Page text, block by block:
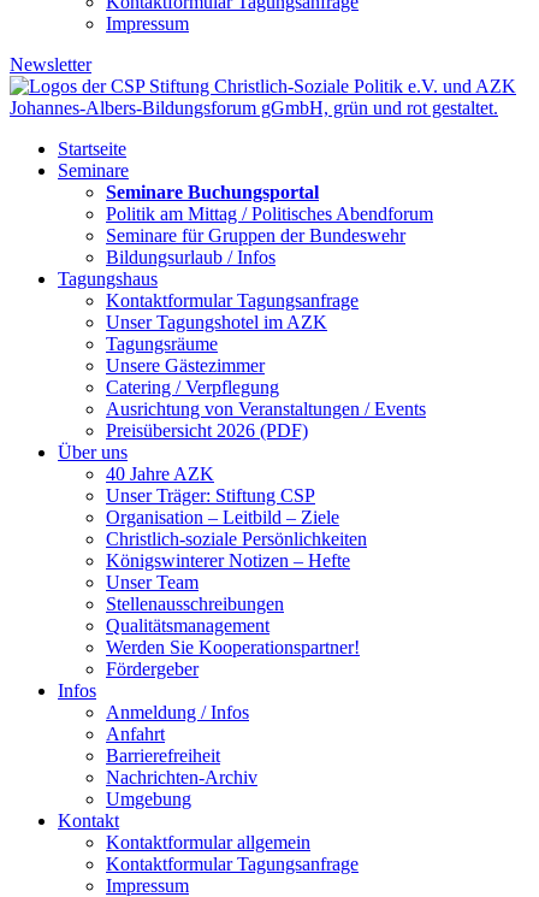
Impressum
Newsletter
Startseite
Seminare
Seminare Buchungsportal
Politik am Mittag / Politisches Abendforum
Seminare für Gruppen der Bundeswehr
Bildungsurlaub / Infos
Tagungshaus
Kontaktformular Tagungsanfrage
Unser Tagungshotel im AZK
Tagungsräume
Unsere Gästezimmer
Catering / Verpflegung
Ausrichtung von Veranstaltungen / Events
Preisübersicht 2026 (PDF)
Über uns
40 Jahre AZK
Unser Träger: Stiftung CSP
Organisation – Leitbild – Ziele
Christlich-soziale Persönlichkeiten
Königswinterer Notizen – Hefte
Unser Team
Stellenausschreibungen
Qualitätsmanagement
Werden Sie Kooperationspartner!
Fördergeber
Infos
Anmeldung / Infos
Anfahrt
Barrierefreiheit
Nachrichten-Archiv
Umgebung
Kontakt
Kontaktformular allgemein
Kontaktformular Tagungsanfrage
Impressum